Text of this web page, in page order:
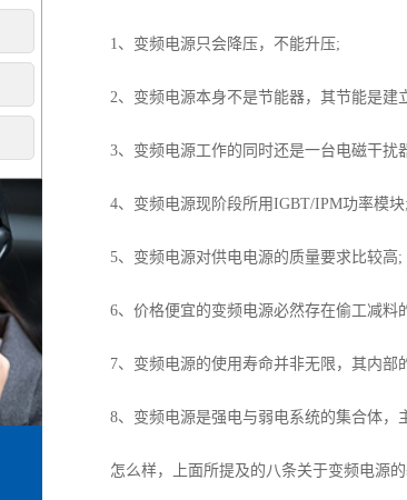
1、变频电源只会降压，不能升压;
2、变频电源本身不是节能器，其节能是建
3、变频电源工作的同时还是一台电磁干扰
4、变频电源现阶段所用IGBT/IPM功率模块
5、变频电源对供电电源的质量要求比较高;
6、价格便宜的变频电源必然存在偷工减料
7、变频电源的使用寿命并非无限，其内部
8、变频电源是强电与弱电系统的集合体，主
怎么样，上面所提及的八条关于变频电源的